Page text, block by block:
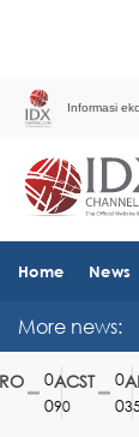
Informasi
Home News
More news:
ACST
90